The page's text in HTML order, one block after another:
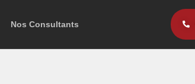
Nos Consultants